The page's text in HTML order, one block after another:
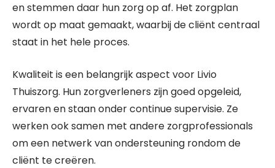
en stemmen daar hun zorg op af. Het zorgplan
wordt op maat gemaakt, waarbij de cliënt centraal
staat in het hele proces.
Kwaliteit is een belangrijk aspect voor Livio
Thuiszorg. Hun zorgverleners zijn goed opgeleid,
ervaren en staan onder continue supervisie. Ze
werken ook samen met andere zorgprofessionals
om een netwerk van ondersteuning rondom de
cliënt te creëren.